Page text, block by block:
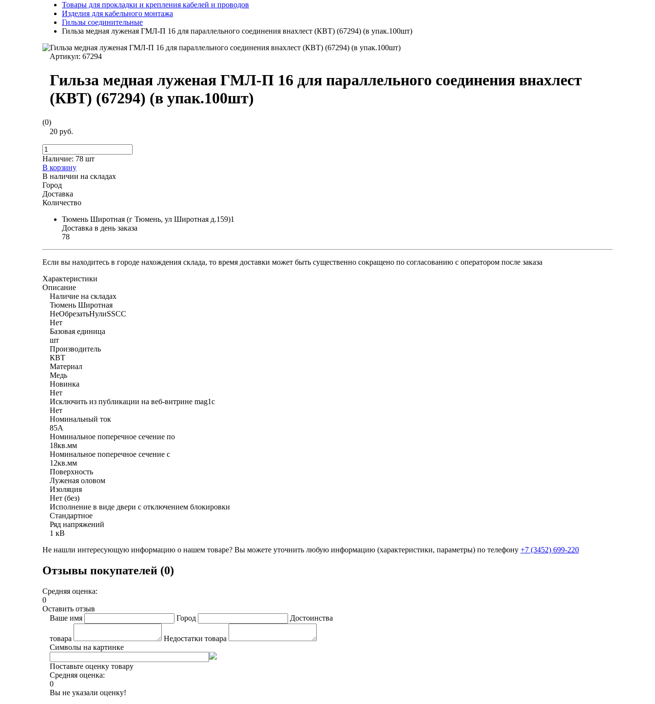
Товары для прокладки и крепления кабелей и проводов
Изделия для кабельного монтажа
Гильзы соединительные
Гильза медная луженая ГМЛ-П 16 для параллельного соединения внахлест (КВТ) (67294) (в упак.100шт)
Артикул: 67294
Гильза медная луженая ГМЛ-П 16 для параллельного соединения внахлест
(КВТ) (67294) (в упак.100шт)
(0)
20 руб.
Наличие: 78 шт
В корзину
В наличии на складах
Город
Доставка
Количество
Тюмень Широтная (г Тюмень, ул Широтная д.159)1
Доставка в день заказа
78
Если вы находитесь в городе нахождения склада, то время доставки может быть существенно сокращено по согласованию с оператором после заказа
Характеристики
Описание
Наличие на складах
Тюмень Широтная
НеОбрезатьНулиSSCC
Нет
Базовая единица
шт
Производитель
КВТ
Материал
Медь
Новинка
Нет
Исключить из публикации на веб-витрине mag1c
Нет
Номинальный ток
85А
Номинальное поперечное сечение по
18кв.мм
Номинальное поперечное сечение с
12кв.мм
Поверхность
Луженая оловом
Изоляция
Нет (без)
Исполнение в виде двери с отключением блокировки
Стандартное
Ряд напряжений
1 кВ
Не нашли интересующую информацию о нашем товаре? Вы можете уточнить любую информацию (характеристики, параметры) по телефону +7 (3452) 699-220
Отзывы покупателей (0)
Средняя оценка:
0
Оставить отзыв
Ваше имя
Город Достоинства
товара
Недостатки товара
Символы на картинке
Поставьте оценку товару
Средняя оценка:
0
Вы не указали оценку!